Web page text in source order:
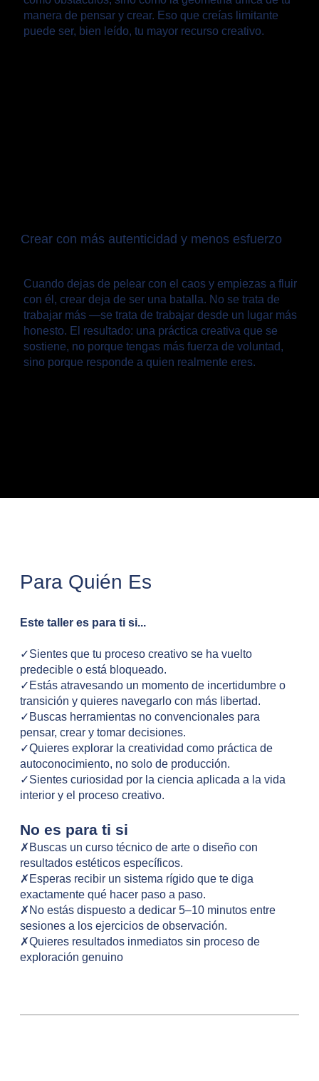
manera de pensar y crear. Eso que creías limitante
puede ser, bien leído, tu mayor recurso creativo.
Crear con más autenticidad y menos esfuerzo
Cuando dejas de pelear con el caos y empiezas a fluir
con él, crear deja de ser una batalla. No se trata de
trabajar más —se trata de trabajar desde un lugar más
honesto. El resultado: una práctica creativa que se
sostiene, no porque tengas más fuerza de voluntad,
sino porque responde a quien realmente eres.
Para Quién Es
Este taller es para ti si...
✓Sientes que tu proceso creativo se ha vuelto
predecible o está bloqueado.
✓Estás atravesando un momento de incertidumbre o
transición y quieres navegarlo con más libertad.
✓Buscas herramientas no convencionales para
pensar, crear y tomar decisiones.
✓Quieres explorar la creatividad como práctica de
autoconocimiento, no solo de producción.
✓Sientes curiosidad por la ciencia aplicada a la vida
interior y el proceso creativo.
No es para ti si
✗Buscas un curso técnico de arte o diseño con
resultados estéticos específicos.
✗Esperas recibir un sistema rígido que te diga
exactamente qué hacer paso a paso.
✗No estás dispuesto a dedicar 5–10 minutos entre
sesiones a los ejercicios de observación.
✗Quieres resultados inmediatos sin proceso de
exploración genuino